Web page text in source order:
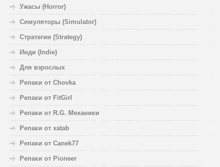
Ужасы (Horror)
Симуляторы (Simulator)
Стратегии (Strategy)
Инди (Indie)
Для взрослых
Репаки от Chovka
Репаки от FitGirl
Репаки от R.G. Механики
Репаки от xatab
Репаки от Canek77
Репаки от Pioneer